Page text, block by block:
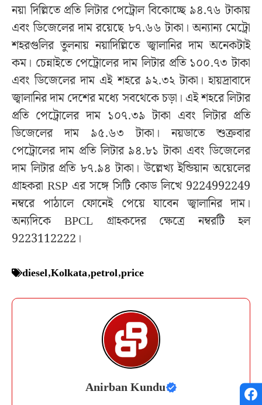
নয়া দিল্লিতে প্রতি লিটার পেট্রোল বিকোচ্ছে ৯৪.৭৬ টাকায়
এবং ডিজেলের দাম রয়েছে ৮৭.৬৬ টাকা। অন্যান্য মেট্রো
শহরগুলির তুলনায় নয়াদিল্লিতে জ্বালানির দাম অনেকটাই
কম। চেন্নাইতে পেট্রোলের দাম লিটার প্রতি ১০০.৭৩ টাকা
এবং ডিজেলের দাম এই শহরে ৯২.৩২ টাকা। হায়দ্রাবাদে
জ্বালানির দাম দেশের মধ্যে সবথেকে চড়া। এই শহরে লিটার
প্রতি পেট্রোলের দাম ১০৭.৩৯ টাকা এবং লিটার প্রতি
ডিজেলের দাম ৯৫.৬৩ টাকা। নয়ডাতে শুক্রবার
পেট্রোলের দাম প্রতি লিটার ৯৪.৮১ টাকা এবং ডিজেলের
দাম লিটার প্রতি ৮৭.৯৪ টাকা। উল্লেখ্য ইন্ডিয়ান অয়েলের
গ্রাহকরা RSP এর সঙ্গে সিটি কোড লিখে 9224992249
নম্বরে পাঠালে ফোনেই পেয়ে যাবেন জ্বালানির দাম।
অন্যদিকে BPCL গ্রাহকদের ক্ষেত্রে নম্বরটি হল
9223112222।
diesel,Kolkata,petrol,price
Anirban Kundu